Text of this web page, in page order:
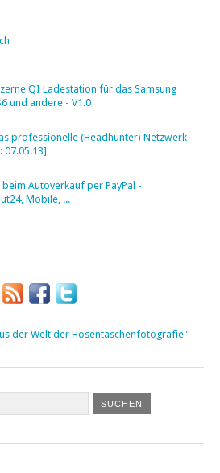
QI Ladestation für das Samsung
und andere - V1.0
professionelle (Headhunter) Netzwerk
07.05.13]
beim Autoverkauf per PayPal -
Mobile, ...
der Welt der Hosentaschenfotografie"